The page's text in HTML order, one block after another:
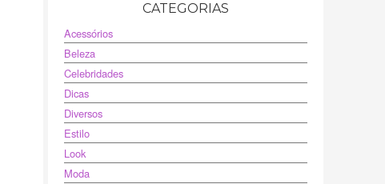
CATEGORIAS
Acessórios
Beleza
Celebridades
Dicas
Diversos
Estilo
Look
Moda